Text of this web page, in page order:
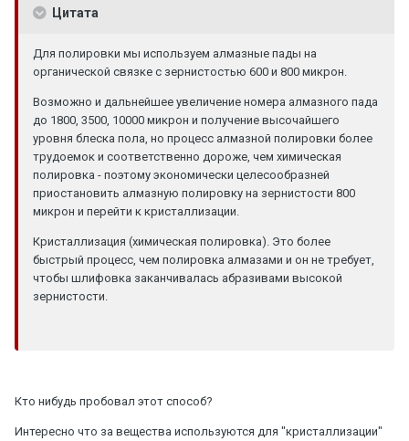
Цитата
Для полировки мы используем алмазные пады на
органической связке с зернистостью 600 и 800 микрон.
Возможно и дальнейшее увеличение номера алмазного пада
до 1800, 3500, 10000 микрон и получение высочайшего
уровня блеска пола, но процесс алмазной полировки более
трудоемок и соответственно дороже, чем химическая
полировка - поэтому экономически целесообразней
приостановить алмазную полировку на зернистости 800
микрон и перейти к кристаллизации.
Кристаллизация (химическая полировка). Это более
быстрый процесс, чем полировка алмазами и он не требует,
чтобы шлифовка заканчивалась абразивами высокой
зернистости.
Кто нибудь пробовал этот способ?
Интересно что за вещества используются для "кристаллизации"